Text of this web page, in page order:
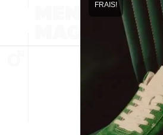
FRAIS!